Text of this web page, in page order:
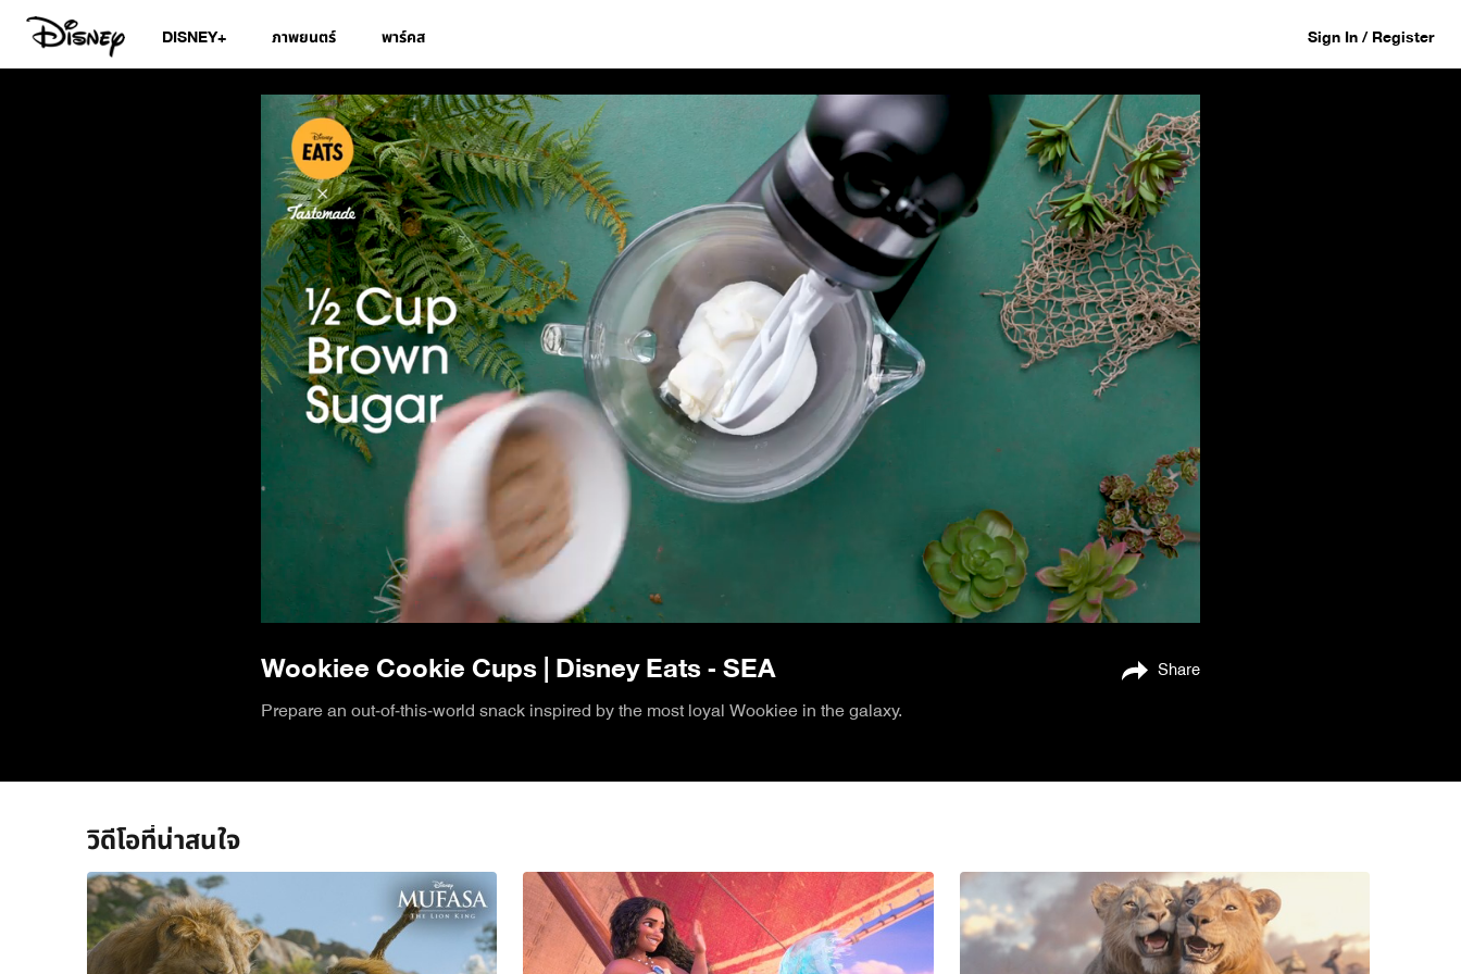
DISNEY+ ภาพยนตร์ พาร์คส Sign In / Register
Wookiee Cookie Cups | Disney Eats - SEA
Wookiee Cookie Cups | Disney Eats - SEA Share
Prepare an out-of-this-world snack inspired by the most loyal Wookiee in the galaxy.
วิดีโอที่น่าสนใจ